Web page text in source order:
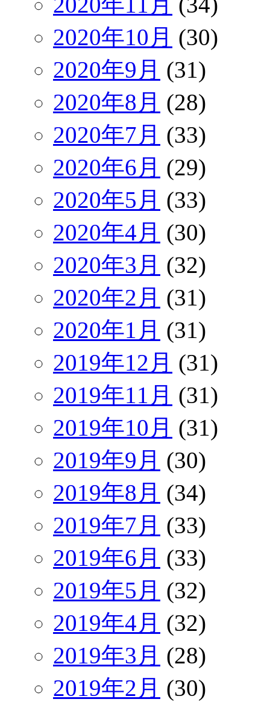
2020年10月 (30)
2020年9月 (31)
2020年8月 (28)
2020年7月 (33)
2020年6月 (29)
2020年5月 (33)
2020年4月 (30)
2020年3月 (32)
2020年2月 (31)
2020年1月 (31)
2019年12月 (31)
2019年11月 (31)
2019年10月 (31)
2019年9月 (30)
2019年8月 (34)
2019年7月 (33)
2019年6月 (33)
2019年5月 (32)
2019年4月 (32)
2019年3月 (28)
2019年2月 (30)